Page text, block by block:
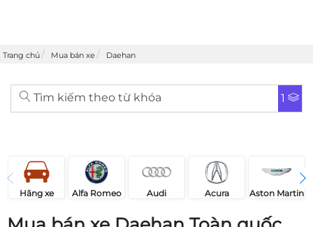
Trang chủ Mua bán xe Daehan
Tìm kiếm theo từ khóa 1
Hãng xe Alfa Romeo Audi Acura Aston Martin